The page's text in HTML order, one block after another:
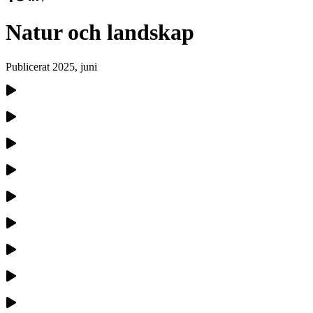
Natur och landskap
Publicerat 2025, juni